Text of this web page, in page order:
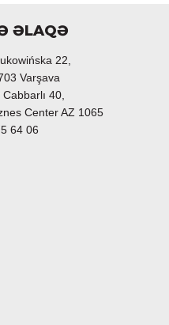
ƏLAQƏ
22,
Varşava
40,
Center AZ 1065
64 06